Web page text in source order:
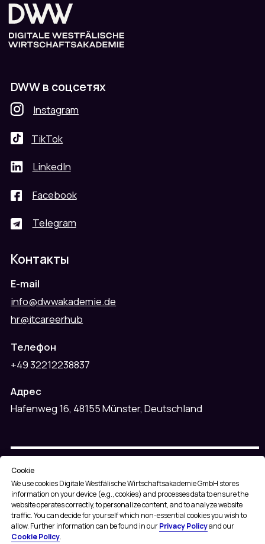
Cookie
We use cookiesDigitale Westfälische Wirtschaftsakademie GmbH stores
information on your device (e.g., cookies) and processes data to ensure the
website operates correctly, to personalize content, and to analyze website
traffic. You can decide for yourself which non-essential cookies you wish to
allow. Further information can be found in ourPrivacy Policyand our
Cookie Policy.